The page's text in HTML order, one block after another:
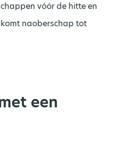
vóór de hitte en
naoberschap tot
een